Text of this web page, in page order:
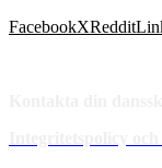
FacebookXReddit